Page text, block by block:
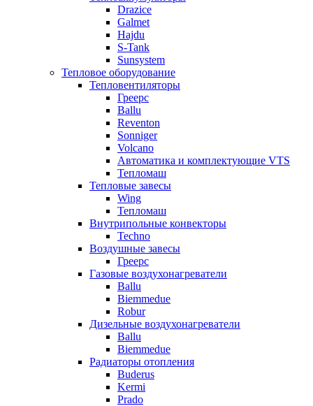
Drazice
Galmet
Hajdu
S-Tank
Sunsystem
Тепловое оборудование
Тепловентиляторы
Греерс
Ballu
Reventon
Sonniger
Volcano
Автоматика и комплектующие VTS
Тепломаш
Тепловые завесы
Wing
Тепломаш
Внутрипольные конвекторы
Techno
Воздушные завесы
Греерс
Газовые воздухонагреватели
Ballu
Biemmedue
Robur
Дизельные воздухонагреватели
Ballu
Biemmedue
Радиаторы отопления
Buderus
Kermi
Prado